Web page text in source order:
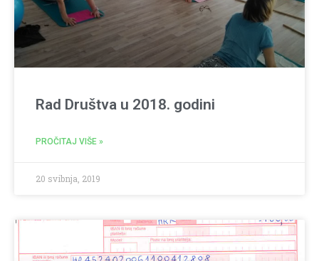
Rad Društva u 2018. godini
PROČITAJ VIŠE »
20 svibnja, 2019